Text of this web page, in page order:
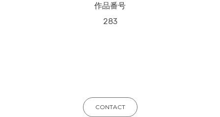
作品番号
283
CONTACT